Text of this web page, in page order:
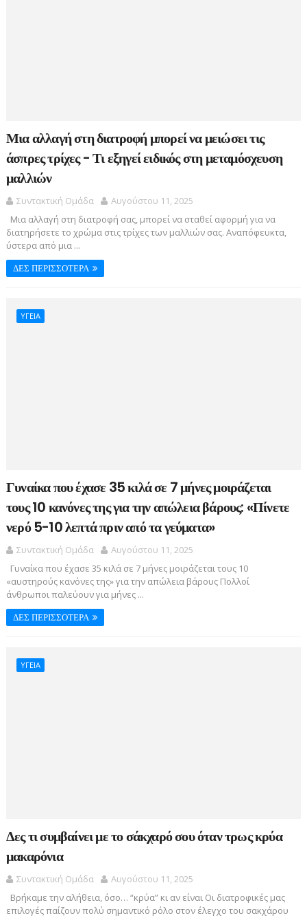
Μια αλλαγή στη διατροφή μπορεί να μειώσει τις
άσπρες τρίχες - Τι εξηγεί ειδικός στη μεταμόσχευση
μαλλιών
Συντακτική Ομάδα
Αυγούστου 11, 2025
Μια αλλαγή στη διατροφή σας, μπορεί να σταθεί αφορμή για να
διατηρήσετε το χρώμα στις τρίχες των μαλλιών σας. Αναπόφευκτα,
ύστερα από μια ...
ΔΕΣ ΠΕΡΙΣΣΟΤΕΡΑ
ΥΓΕΙΑ
Γυναίκα που έχασε 35 κιλά σε 7 μήνες μοιράζεται
τους 10 κανόνες της για την απώλεια βάρους: «Πίνετε
νερό 5-10 λεπτά πριν από τα γεύματα»
Συντακτική Ομάδα
Αυγούστου 11, 2025
Γυναίκα που έχασε 35 κιλά σε 7 μήνες μοιράζεται τους 10
«αυστηρούς κανόνες της» για την απώλεια βάρους Πολλοί
άνθρωποι παλεύουν για μήνες ...
ΔΕΣ ΠΕΡΙΣΣΟΤΕΡΑ
ΥΓΕΙΑ
Δες τι συμβαίνει με το σάκχαρό σου όταν τρως κρύα
μακαρόνια
Συντακτική Ομάδα
Αυγούστου 11, 2025
Βρήκαμε την αλήθεια, όσο… “κρύα” κι αν είναι Οι διατροφικές μας
επιλογές παίζουν πολύ σημαντικό ρόλο στον έλεγχο του σακχάρου